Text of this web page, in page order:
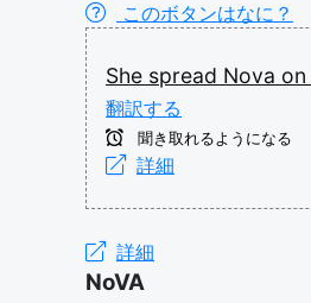
このボタンはなに？
She spread Nova on
翻訳する
聞き取れるようになる
詳細
詳細
NoVA